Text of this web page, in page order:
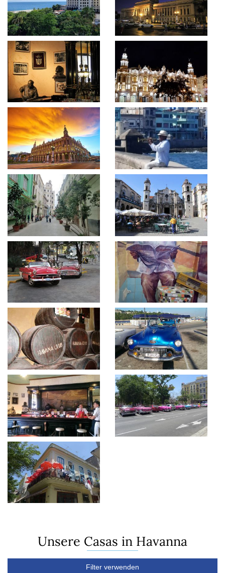
Unsere Casas in Havanna
Filter verwenden